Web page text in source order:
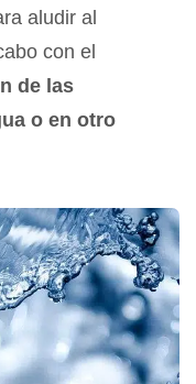
aludir al
con el
de las
o en otro